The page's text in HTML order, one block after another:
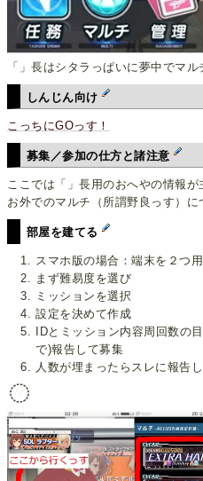
「」長はシタラっぱいに夢中でマ
しんじん向け
こっちにGOっす！
募集／参加の仕方と諸注意
ここでは「」長用のおへやの情報が
お外でのマルチ（所謂野良っす）に
部屋を建てる
スマホ版の場合：端末を２つ
まず難易度を選び
ミッションを選択
設定を決めて作成
IDとミッション内容周回数の
で)報告して募集
人数が埋まったらスレに報告し